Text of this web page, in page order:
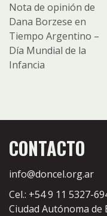
Nota de opinión de
Dana Borzese en
Tiempo Argentino –
Día Mundial de la
Infancia
CONTACTO
info@doncel.org.ar
Cel.: +54 9 11 5327-
Ciudad Autónoma